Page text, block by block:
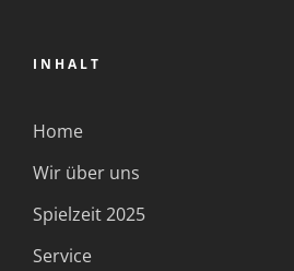
INHALT
Home
Wir über uns
Spielzeit 2025
Service